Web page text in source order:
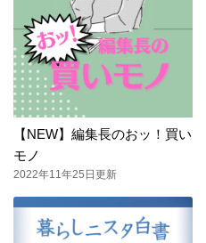
【NEW】編集長のおッ！買い
モノ
2022年11年25日更新